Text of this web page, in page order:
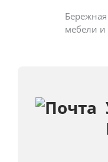
мебели